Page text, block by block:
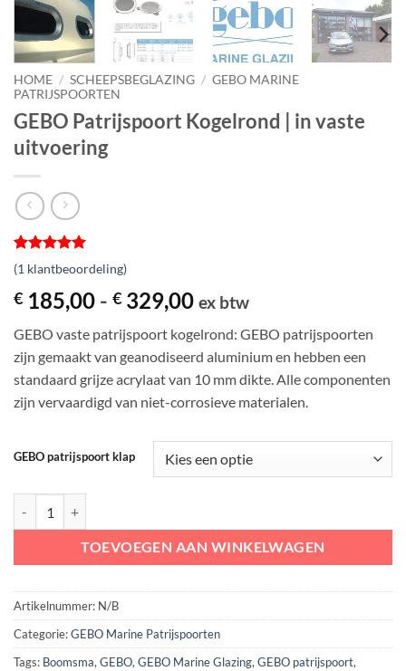
HOME / SCHEEPSBEGLAZING / GEBO MARINE
PATRIJSPOORTEN
GEBO Patrijspoort Kogelrond | in vaste
uitvoering
Gewaardeerd
5op 5
gebaseerd
op
1
(1 klantbeoordeling)
€ 185,00 - € 329,00Prijsklasse:
tot
€ 329,00
ex btw
GEBO vaste patrijspoort kogelrond: GEBO patrijspoorten
zijn gemaakt van geanodiseerd aluminium en hebben een
standaard grijze acrylaat van 10 mm dikte. Alle componenten
zijn vervaardigd van niet-corrosieve materialen.
GEBO patrijspoort klap
TOEVOEGEN AAN WINKELWAGEN
Artikelnummer: N/B
Categorie:GEBO Marine Patrijspoorten
Tags: Boomsma, GEBO, GEBO Marine Glazing, GEBO patrijspoort,